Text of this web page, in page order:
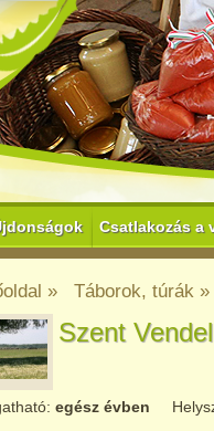
Csatlakozás a
» Táborok, túrák »
Szent
egész évben